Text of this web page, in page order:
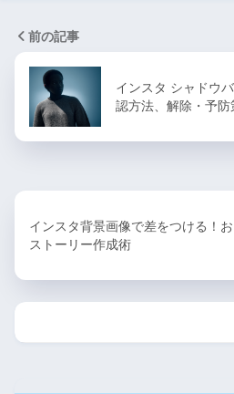
前の記事
インスタ シャドウ
認方法、解除・予防
インスタ背景画像で差をつける！
ストーリー作成術